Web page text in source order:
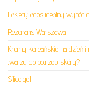
Lakiery ados idealny wybór
Rezonans Warszawa
Kremy koreańskie na dzień
twarzy do potrzeb skóry?
Silicolgel